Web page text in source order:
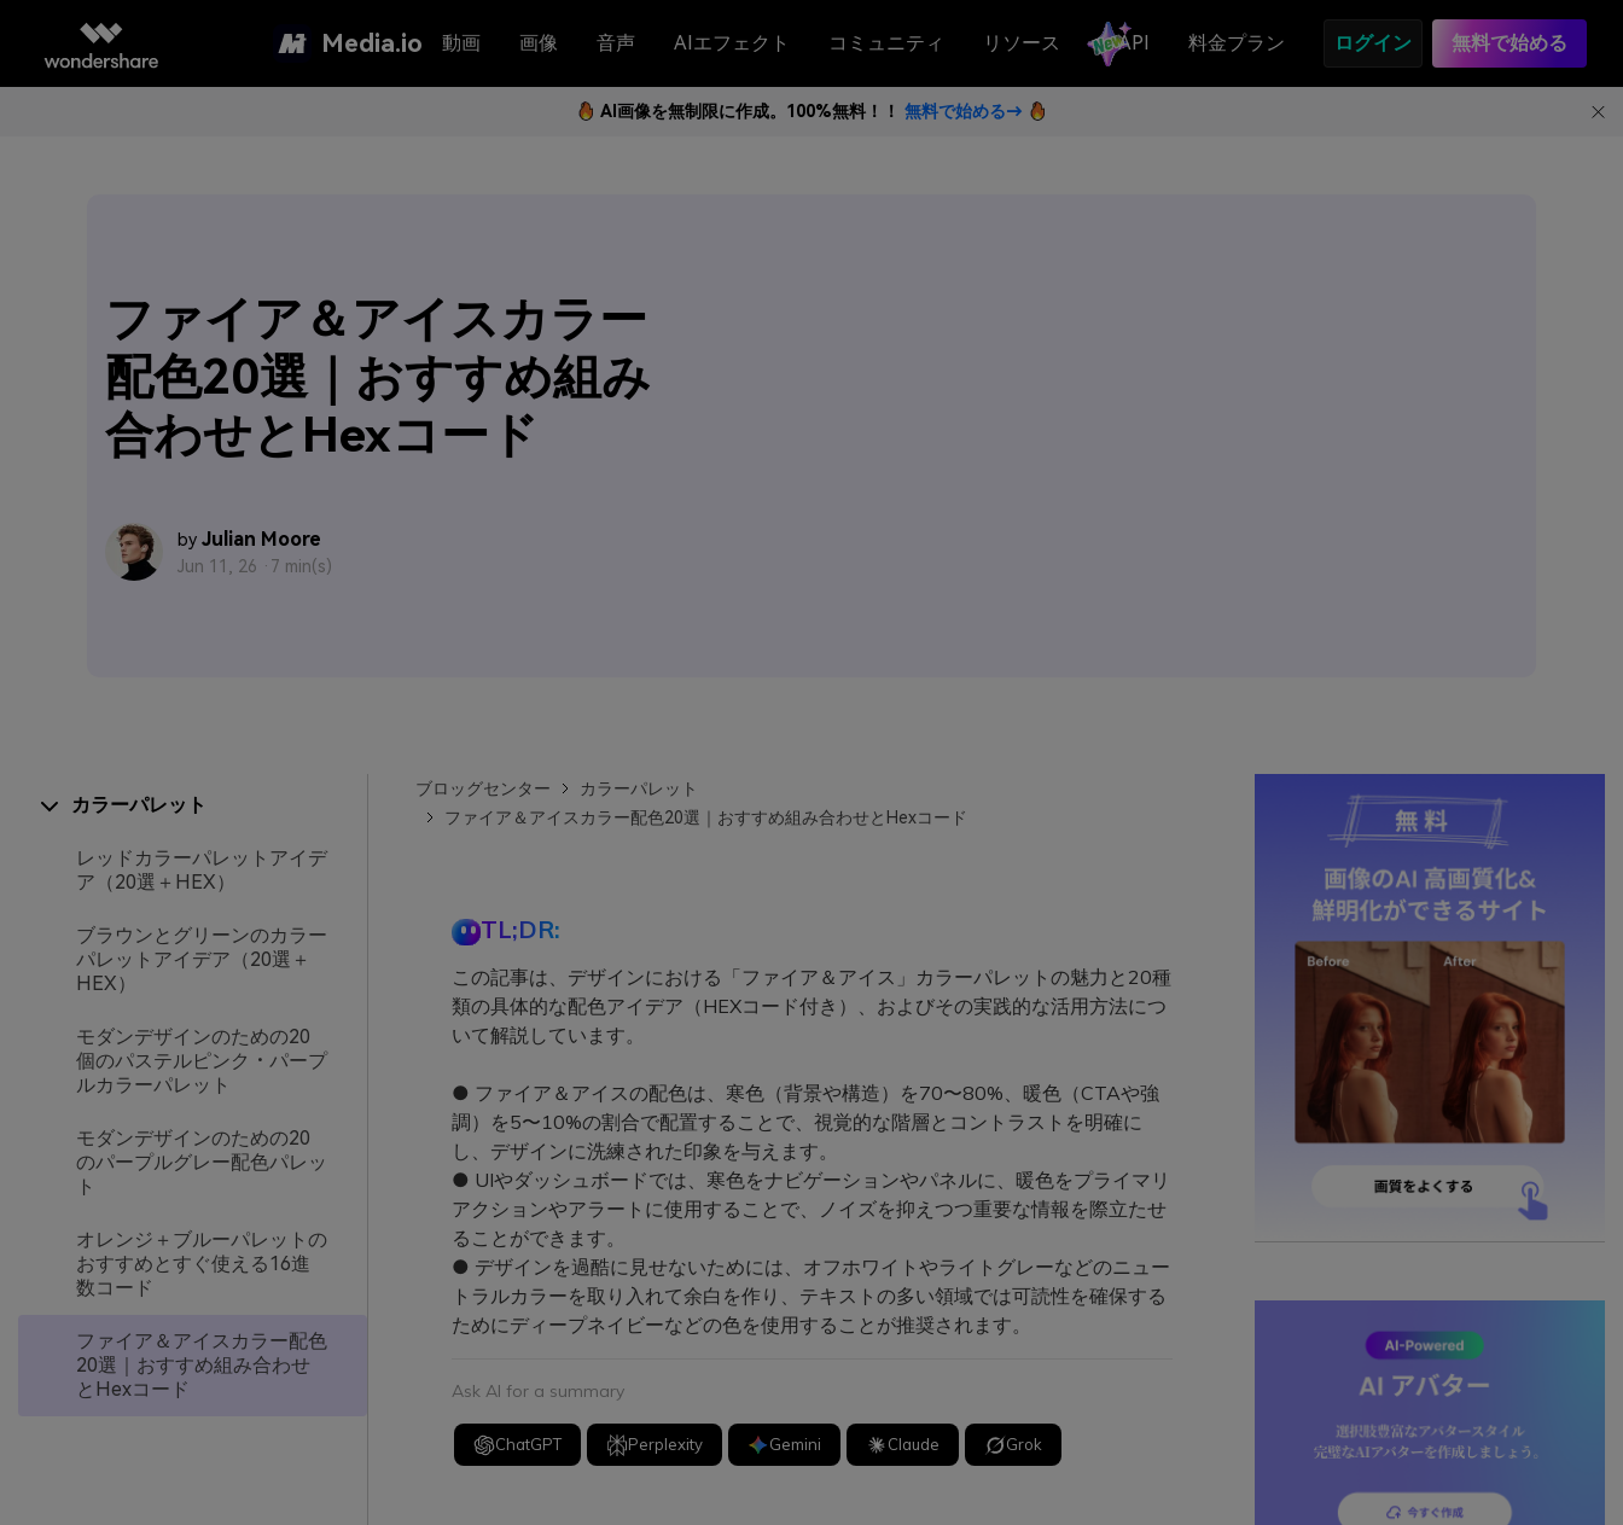
Media.io 動画 画像 音声 AIエフェクト コミュニティ リソース API 料金プラン ログイン 無料で始める
AI画像を無制限に作成。100%無料！！ 無料で始める→
ファイア＆アイスカラー
配色20選｜おすすめ組み
合わせとHexコード
by Julian Moore
Jun 11, 26 · 7 min(s)
カラーパレット
レッドカラーパレットアイデ
ア（20選＋HEX）
ブラウンとグリーンのカラー
パレットアイデア（20選＋
HEX）
モダンデザインのための20
個のパステルピンク・パープ
ルカラーパレット
モダンデザインのための20
のパープルグレー配色パレッ
ト
オレンジ＋ブルーパレットの
おすすめとすぐ使える16進
数コード
ファイア＆アイスカラー配色
20選｜おすすめ組み合わせ
とHexコード
ブロッグセンター
カラーパレット
ファイア＆アイスカラー配色20選｜おすすめ組み合わせとHexコード
TL;DR:
この記事は、デザインにおける「ファイア＆アイス」カラーパレットの魅力と20種
類の具体的な配色アイデア（HEXコード付き）、およびその実践的な活用方法につ
いて解説しています。
● ファイア＆アイスの配色は、寒色（背景や構造）を70〜80%、暖色（CTAや強
調）を5〜10%の割合で配置することで、視覚的な階層とコントラストを明確に
し、デザインに洗練された印象を与えます。
● UIやダッシュボードでは、寒色をナビゲーションやパネルに、暖色をプライマリ
アクションやアラートに使用することで、ノイズを抑えつつ重要な情報を際立たせ
ることができます。
● デザインを過酷に見せないためには、オフホワイトやライトグレーなどのニュー
トラルカラーを取り入れて余白を作り、テキストの多い領域では可読性を確保する
ためにディープネイビーなどの色を使用することが推奨されます。
Ask AI for a summary
ChatGPT Perplexity Gemini Claude Grok